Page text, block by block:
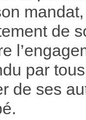
de
par
de ses